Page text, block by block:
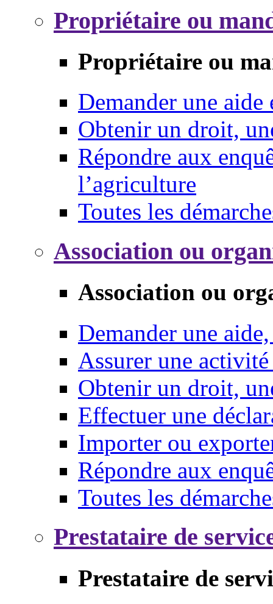
Propriétaire ou
Propriétaire ou
Demander une aide
Obtenir un droit,
Répondre aux
l’agriculture
Toutes les
Association ou
Association ou
Demander une
Assurer une
Obtenir un droit,
Effectuer une
Importer ou
Répondre aux
Toutes les
Prestataire de
Prestataire de